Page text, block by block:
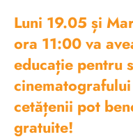
Luni 19.05 și
ora 11:00 va
educație pentru
cetățenii pot
gratuite!